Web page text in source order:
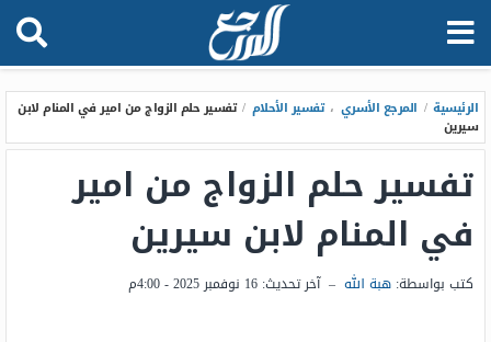
الرئيسية / المرجع الأسري ، تفسير الأحلام / تفسير حلم الزواج من امير في المنام لابن
سيرين
تفسير حلم الزواج من امير
في المنام لابن سيرين
كتب بواسطة: هبة الله – آخر تحديث: 16 نوفمبر 2025 - 4:00م